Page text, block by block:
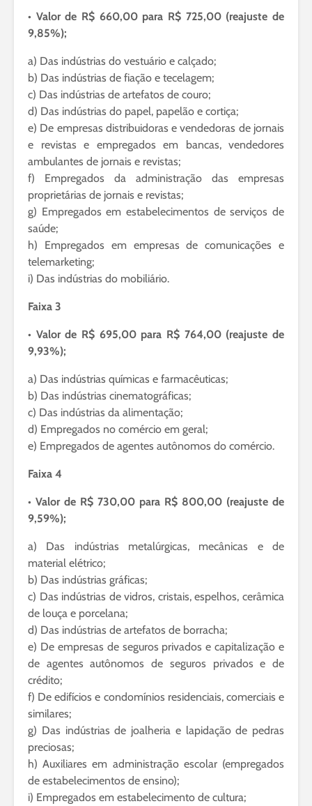
• Valor de R$ 660,00 para R$ 725,00 (reajuste de
9,85%);
a) Das indústrias do vestuário e calçado;
b) Das indústrias de fiação e tecelagem;
c) Das indústrias de artefatos de couro;
d) Das indústrias do papel, papelão e cortiça;
e) De empresas distribuidoras e vendedoras de jornais
e revistas e empregados em bancas, vendedores
ambulantes de jornais e revistas;
f) Empregados da administração das empresas
proprietárias de jornais e revistas;
g) Empregados em estabelecimentos de serviços de
saúde;
h) Empregados em empresas de comunicações e
telemarketing;
i) Das indústrias do mobiliário.
Faixa 3
• Valor de R$ 695,00 para R$ 764,00 (reajuste de
9,93%);
a) Das indústrias químicas e farmacêuticas;
b) Das indústrias cinematográficas;
c) Das indústrias da alimentação;
d) Empregados no comércio em geral;
e) Empregados de agentes autônomos do comércio.
Faixa 4
• Valor de R$ 730,00 para R$ 800,00 (reajuste de
9,59%);
a) Das indústrias metalúrgicas, mecânicas e de
material elétrico;
b) Das indústrias gráficas;
c) Das indústrias de vidros, cristais, espelhos, cerâmica
de louça e porcelana;
d) Das indústrias de artefatos de borracha;
e) De empresas de seguros privados e capitalização e
de agentes autônomos de seguros privados e de
crédito;
f) De edifícios e condomínios residenciais, comerciais e
similares;
g) Das indústrias de joalheria e lapidação de pedras
preciosas;
h) Auxiliares em administração escolar (empregados
de estabelecimentos de ensino);
i) Empregados em estabelecimento de cultura;